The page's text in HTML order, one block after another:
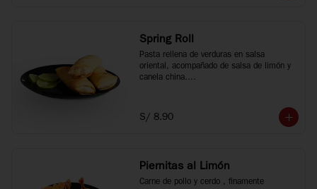
Spring Roll
Pasta rellena de verduras en salsa
oriental, acompañado de salsa de limón y
canela china.
S/ 8.90
Piernitas al Limón
Carne de pollo y cerdo , finamente